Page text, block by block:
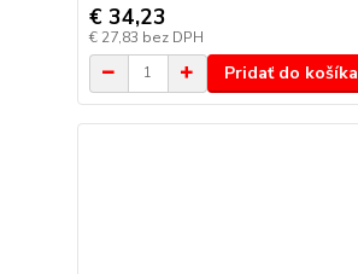
€ 34,23
€ 27,83 bez DPH
Pridať do košíka